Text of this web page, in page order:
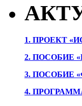
1. ПРОЕКТ
2. ПОСОБИЕ
3. ПОСОБИЕ
4.